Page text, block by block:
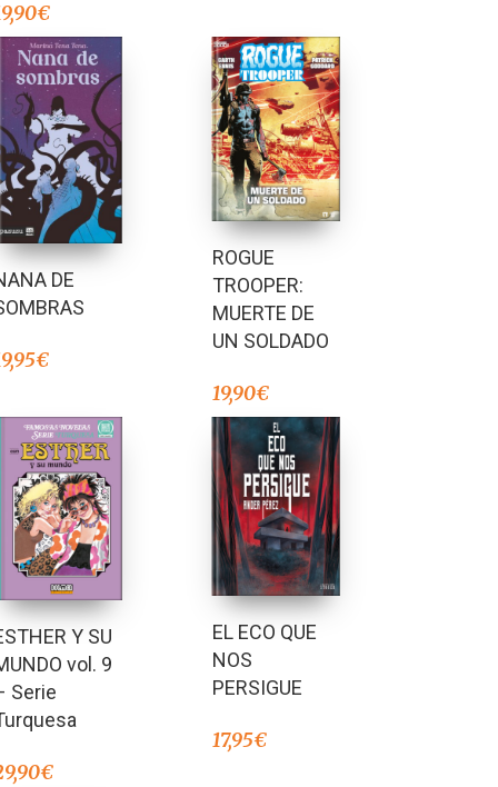
€
DE
€
ROGUE
TROOPER:
MUERTE DE
UN SOLDADO
19,90€
Y SU
vol. 9
Serie
€
EL ECO QUE
NOS
PERSIGUE
17,95€